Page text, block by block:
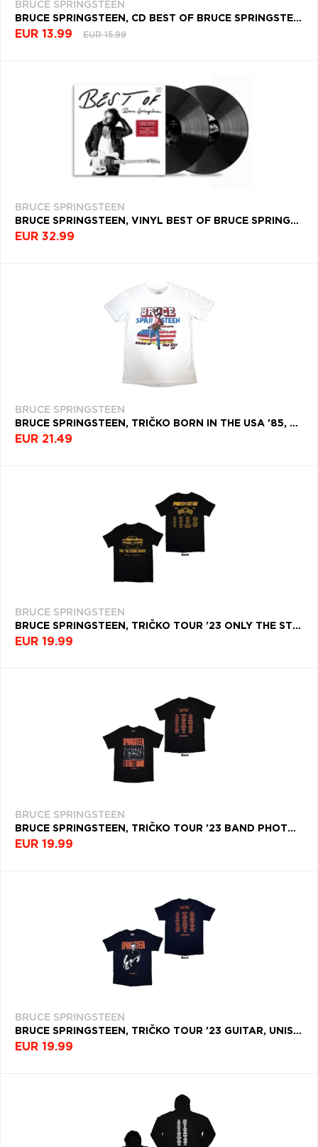
BRUCE SPRINGSTEEN
BRUCE SPRINGSTEEN, CD BEST OF BRUCE SPRINGSTEEN
EUR 13.99 EUR 15.99
BRUCE SPRINGSTEEN
BRUCE SPRINGSTEEN, VINYL BEST OF BRUCE SPRINGSTEEN
EUR 32.99
BRUCE SPRINGSTEEN
BRUCE SPRINGSTEEN, TRIČKO BORN IN THE USA '85, UNISEX, BIELA
EUR 21.49
BRUCE SPRINGSTEEN
BRUCE SPRINGSTEEN, TRIČKO TOUR '23 ONLY THE STRONG, UNISEX, ČIERNA
EUR 19.99
BRUCE SPRINGSTEEN
BRUCE SPRINGSTEEN, TRIČKO TOUR '23 BAND PHOTO, UNISEX, ČIERNA
EUR 19.99
BRUCE SPRINGSTEEN
BRUCE SPRINGSTEEN, TRIČKO TOUR '23 GUITAR, UNISEX, MODRÁ
EUR 19.99